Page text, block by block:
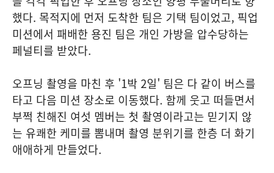
했다. 목적지에 먼저 도착한 팀은 기택 팀이었고, 픽업
미션에서 패배한 용진 팀은 개인 가방을 압수당하는
페널티를 받았다.
오프닝 촬영을 마친 후 '1박 2일' 팀은 다 같이 버스를
타고 다음 미션 장소로 이동했다. 함께 웃고 떠들면서
부쩍 친해진 여섯 멤버는 첫 촬영이라고는 믿기지 않
는 유쾌한 케미를 뽐내며 촬영 분위기를 한층 더 화기
애애하게 만들었다.